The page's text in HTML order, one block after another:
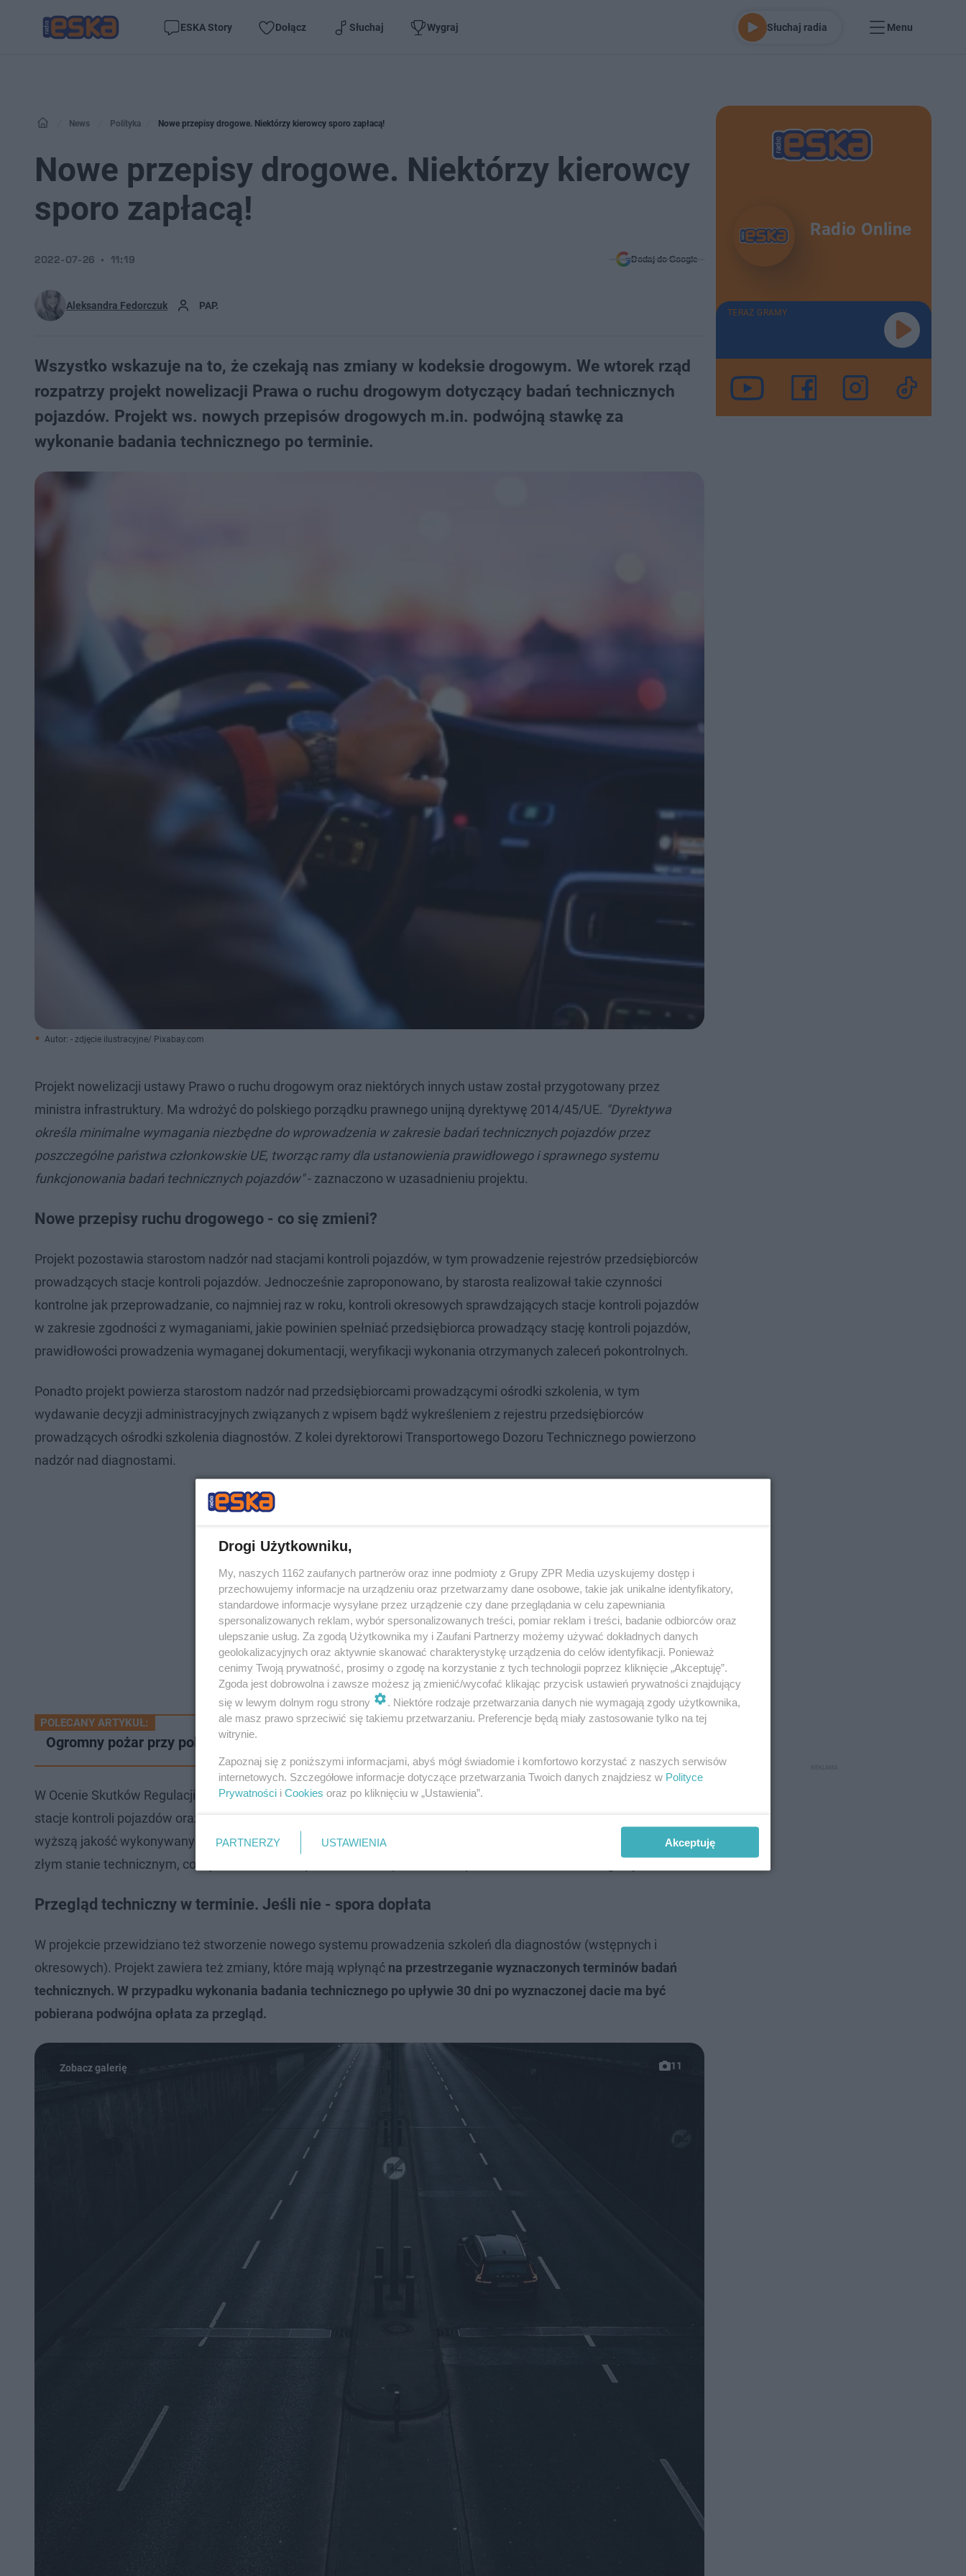
ESKA Story Dołącz Słuchaj Wygraj Słuchaj radia Menu
News Polityka Nowe przepisy drogowe. Niektórzy kierowcy sporo zapłacą!
Nowe przepisy drogowe. Niektórzy kierowcy
sporo zapłacą!
Aleksandra Fedorczuk PAP.
2022-07-26 11:19 Dodaj do Google
Wszystko wskazuje na to, że czekają nas zmiany w kodeksie drogowym. We wtorek rząd
rozpatrzy projekt nowelizacji Prawa o ruchu drogowym dotyczący badań technicznych
pojazdów. Projekt ws. nowych przepisów drogowych m.in. podwójną stawkę za
wykonanie badania technicznego po terminie.
Autor: - zdjęcie ilustracyjne/ Pixabay.com
Projekt nowelizacji ustawy Prawo o ruchu drogowym oraz niektórych innych ustaw został przygotowany przez
ministra infrastruktury. Ma wdrożyć do polskiego porządku prawnego unijną dyrektywę 2014/45/UE. "Dyrektywa
określa minimalne wymagania niezbędne do wprowadzenia w zakresie badań technicznych pojazdów przez
poszczególne państwa członkowskie UE, tworząc ramy dla ustanowienia prawidłowego i sprawnego systemu
funkcjonowania badań technicznych pojazdów"- zaznaczono w uzasadnieniu projektu.
Nowe przepisy ruchu drogowego - co się zmieni?
Projekt pozostawia starostom nadzór nad stacjami kontroli pojazdów, w tym prowadzenie rejestrów przedsiębiorców
prowadzących stacje kontroli pojazdów. Jednocześnie zaproponowano, by starosta realizował takie czynności
kontrolne jak przeprowadzanie, co najmniej raz w roku, kontroli okresowych sprawdzających stacje kontroli pojazdów
w zakresie zgodności z wymaganiami, jakie powinien spełniać przedsiębiorca prowadzący stację kontroli pojazdów,
prawidłowości prowadzenia wymaganej dokumentacji, weryfikacji wykonania otrzymanych zaleceń pokontrolnych.
Ponadto projekt powierza starostom nadzór nad przedsiębiorcami prowadzącymi ośrodki szkolenia, w tym
wydawanie decyzji administracyjnych związanych z wpisem bądź wykreśleniem z rejestru przedsiębiorców
prowadzących ośrodki szkolenia diagnostów. Z kolei dyrektorowi Transportowego Dozoru Technicznego powierzono
nadzór nad diagnostami.
POLECANY ARTYKUŁ:
Ogromny pożar przy polskiej granicy. Dym widać z Dolnego Śląska [ZDJĘCIA, WIDEO]
W Ocenie Skutków Regulacji wskazano, że podział systemu nadzoru na nadzór nad przedsiębiorcami prowadzącymi
stacje kontroli pojazdów oraz nadzór nad diagnostami przeprowadzającymi badania techniczne pojazdów wpłynie na
wyższą jakość wykonywanych badań technicznych, wiążącą się z wyeliminowaniem z ruchu drogowego pojazdów w
złym stanie technicznym, co będzie skutkować podniesieniem poziomu bezpieczeństwa w ruchu drogowym.
Przegląd techniczny w terminie. Jeśli nie - spora dopłata
W projekcie przewidziano też stworzenie nowego systemu prowadzenia szkoleń dla diagnostów (wstępnych i
okresowych). Projekt zawiera też zmiany, które mają wpłynąć na przestrzeganie wyznaczonych terminów badań
technicznych. W przypadku wykonania badania technicznego po upływie 30 dni po wyznaczonej dacie ma być
pobierana podwójna opłata za przegląd.
11
Radio Online
TERAZ GRAMY
Drogi Użytkowniku,
My, naszych 1162 zaufanych partnerów oraz inne podmioty z Grupy ZPR Media uzyskujemy dostęp i
przechowujemy informacje na urządzeniu oraz przetwarzamy dane osobowe, takie jak unikalne identyfikatory,
standardowe informacje wysyłane przez urządzenie czy dane przeglądania w celu zapewniania
spersonalizowanych reklam, wybór spersonalizowanych treści, pomiar reklam i treści, badanie odbiorców oraz
ulepszanie usług. Za zgodą Użytkownika my i Zaufani Partnerzy możemy używać dokładnych danych
geolokalizacyjnych oraz aktywnie skanować charakterystykę urządzenia do celów identyfikacji. Ponieważ
cenimy Twoją prywatność, prosimy o zgodę na korzystanie z tych technologii poprzez kliknięcie „Akceptuję”.
Zgoda jest dobrowolna i zawsze możesz ją zmienić/wycofać klikając przycisk ustawień prywatności znajdujący
się w lewym dolnym rogu strony
. Niektóre rodzaje przetwarzania danych nie wymagają zgody użytkownika,
ale masz prawo sprzeciwić się takiemu przetwarzaniu. Preferencje będą miały zastosowanie tylko na tej
witrynie.
Zapoznaj się z poniższymi informacjami, abyś mógł świadomie i komfortowo korzystać z naszych serwisów
internetowych. Szczegółowe informacje dotyczące przetwarzania Twoich danych znajdziesz w Polityce
Prywatności i Cookies oraz po kliknięciu w „Ustawienia”.
PARTNERZY USTAWIENIA Akceptuję